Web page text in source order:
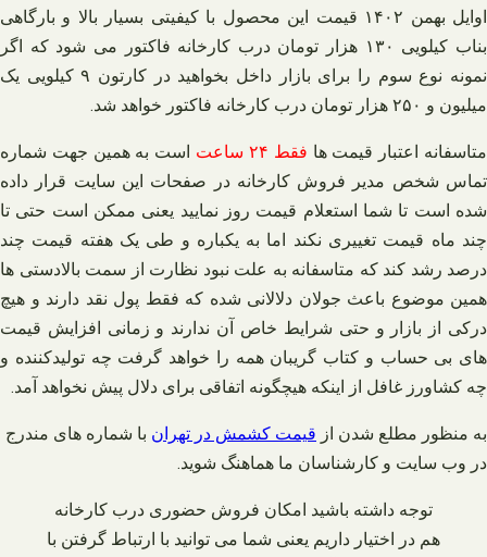
اوایل بهمن ۱۴۰۲ قیمت این محصول با کیفیتی بسیار بالا و بارگاهی
بناب کیلویی ۱۳۰ هزار تومان درب کارخانه فاکتور می‌ شود که اگر
نمونه نوع سوم را برای بازار داخل بخواهید در کارتون ۹ کیلویی یک
میلیون و ۲۵۰ هزار تومان درب کارخانه فاکتور خواهد شد.
متاسفانه اعتبار قیمت‌ ها فقط ۲۴ ساعت
است به همین جهت شماره
تماس شخص مدیر فروش کارخانه در صفحات این سایت قرار داده
شده است تا شما استعلام قیمت روز نمایید یعنی ممکن است حتی تا
چند ماه قیمت تغییری نکند اما به یکباره و طی یک هفته قیمت چند
درصد رشد کند که متاسفانه به علت نبود نظارت از سمت بالادستی‌ ها
همین موضوع باعث جولان دلالانی شده که فقط پول نقد دارند و هیچ
درکی از بازار و حتی شرایط خاص آن ندارند و زمانی افزایش قیمت‌
های بی‌ حساب و کتاب گریبان همه را خواهد گرفت چه تولیدکننده و
چه کشاورز غافل از اینکه هیچگونه اتفاقی برای دلال پیش نخواهد آمد.
به منظور مطلع شدن از قیمت کشمش در تهران با شماره های مندرج
در وب سایت و کارشناسان ما هماهنگ شوید.
توجه داشته باشید امکان فروش حضوری درب کارخانه
هم در اختیار داریم یعنی شما می‌ توانید با ارتباط گرفتن با